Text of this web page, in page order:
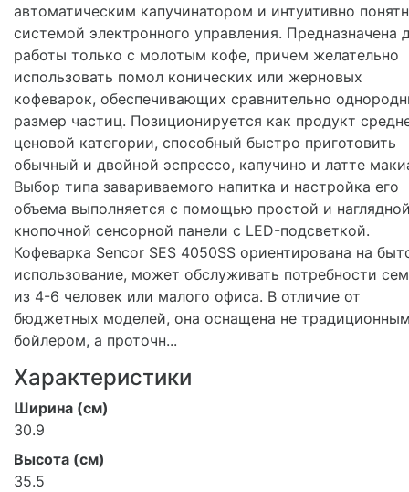
автоматическим капучинатором и интуитивно
системой электронного управления. Предназначена
работы только с молотым кофе, причем желательно
использовать помол конических или жерновых
кофеварок, обеспечивающих сравнительно
размер частиц. Позиционируется как продукт
ценовой категории, способный быстро приготовить
обычный и двойной эспрессо, капучино и латте
Выбор типа завариваемого напитка и настройка его
объема выполняется с помощью простой и
кнопочной сенсорной панели с LED-подсветкой.
Кофеварка Sencor SES 4050SS ориентирована на
использование, может обслуживать потребности
из 4-6 человек или малого офиса. В отличие от
бюджетных моделей, она оснащена не
бойлером, а проточн...
Характеристики
Ширина (см)
30.9
Высота (см)
35.5